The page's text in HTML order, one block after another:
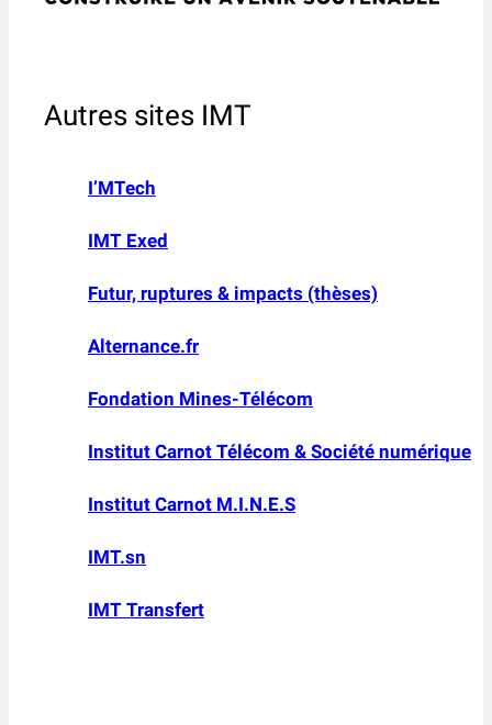
Autres sites IMT
I’MTech
IMT Exed
Futur, ruptures & impacts (thèses)
Alternance.fr
Fondation Mines-Télécom
Institut Carnot Télécom & Société numérique
Institut Carnot M.I.N.E.S
IMT.sn
IMT Transfert